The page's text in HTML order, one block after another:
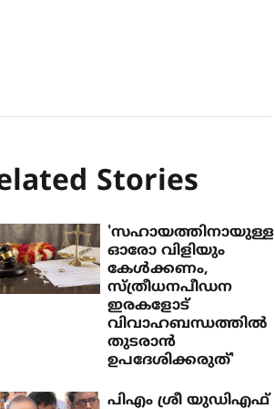
Stories
'സഹായത്തിനായുള്ള
ഓരോ വിളിയും
കേള്‍ക്കണം,
സ്ത്രീധനപീഡന
ഇരകളോട്
വിവാഹബന്ധത്തില്‍
തുടരാന്‍
ഉപദേശിക്കരുത്'
പിഎം ശ്രീ യുഡിഎഫ്